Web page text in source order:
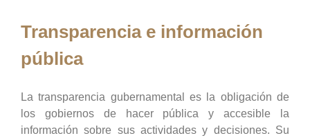
Transparencia e información
pública
La transparencia gubernamental es la obligación de
los gobiernos de hacer pública y accesible la
información sobre sus actividades y decisiones. Su